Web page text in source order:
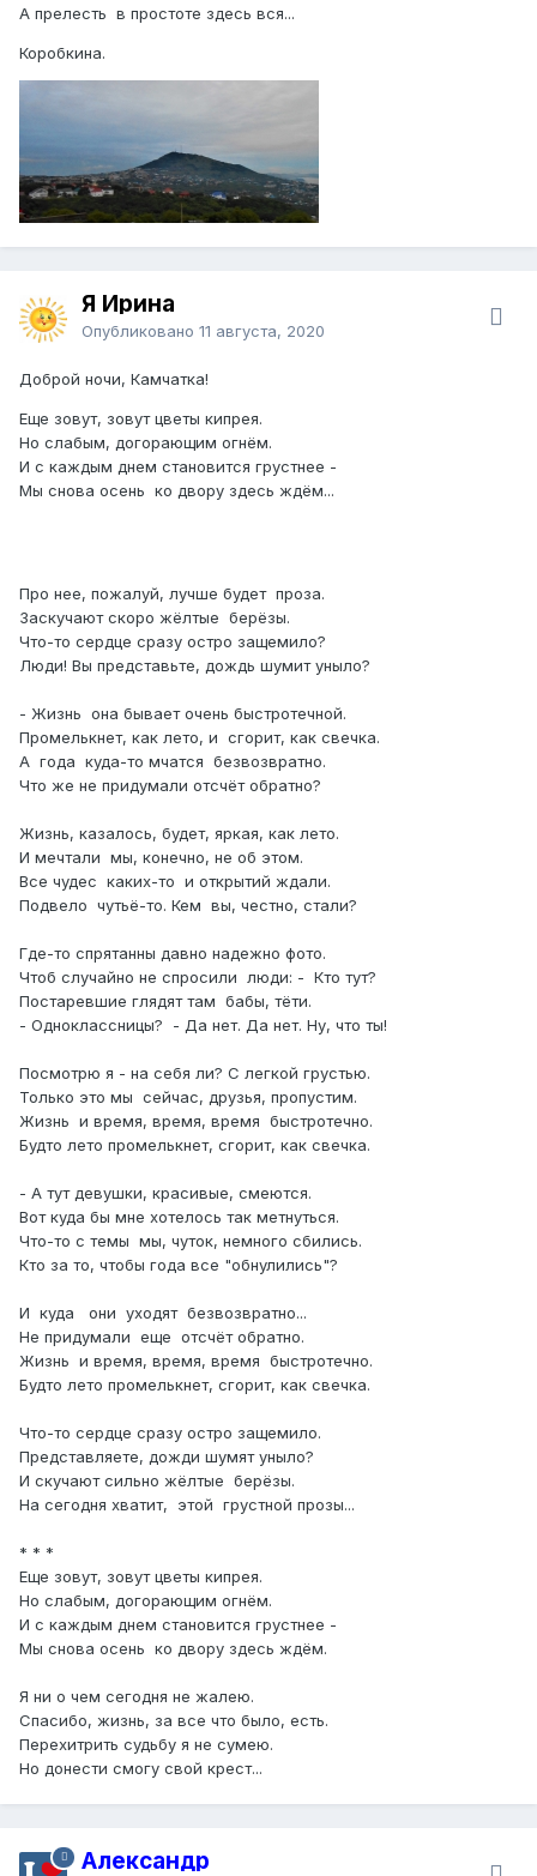
А прелесть в простоте здесь вся...
Коробкина.
Я Ирина
Опубликовано 11 августа, 2020
Доброй ночи, Камчатка!
Еще зовут, зовут цветы кипрея.
Но слабым, догорающим огнём.
И с каждым днем становится грустнее -
Мы снова осень ко двору здесь ждём...
Про нее, пожалуй, лучше будет проза.
Заскучают скоро жёлтые берёзы.
Что-то сердце сразу остро защемило?
Люди! Вы представьте, дождь шумит уныло?
- Жизнь она бывает очень быстротечной.
Промелькнет, как лето, и сгорит, как свечка.
А года куда-то мчатся безвозвратно.
Что же не придумали отсчёт обратно?
Жизнь, казалось, будет, яркая, как лето.
И мечтали мы, конечно, не об этом.
Все чудес каких-то и открытий ждали.
Подвело чутьё-то. Кем вы, честно, стали?
Где-то спрятанны давно надежно фото.
Чтоб случайно не спросили люди: - Кто тут?
Постаревшие глядят там бабы, тёти.
- Одноклассницы? - Да нет. Да нет. Ну, что ты!
Посмотрю я - на себя ли? С легкой грустью.
Только это мы сейчас, друзья, пропустим.
Жизнь и время, время, время быстротечно.
Будто лето промелькнет, сгорит, как свечка.
- А тут девушки, красивые, смеются.
Вот куда бы мне хотелось так метнуться.
Что-то с темы мы, чуток, немного сбились.
Кто за то, чтобы года все "обнулились"?
И куда они уходят безвозвратно...
Не придумали еще отсчёт обратно.
Жизнь и время, время, время быстротечно.
Будто лето промелькнет, сгорит, как свечка.
Что-то сердце сразу остро защемило.
Представляете, дожди шумят уныло?
И скучают сильно жёлтые берёзы.
На сегодня хватит, этой грустной прозы...
* * *
Еще зовут, зовут цветы кипрея.
Но слабым, догорающим огнём.
И с каждым днем становится грустнее -
Мы снова осень ко двору здесь ждём.
Я ни о чем сегодня не жалею.
Спасибо, жизнь, за все что было, есть.
Перехитрить судьбу я не сумею.
Но донести смогу свой крест...
Александр